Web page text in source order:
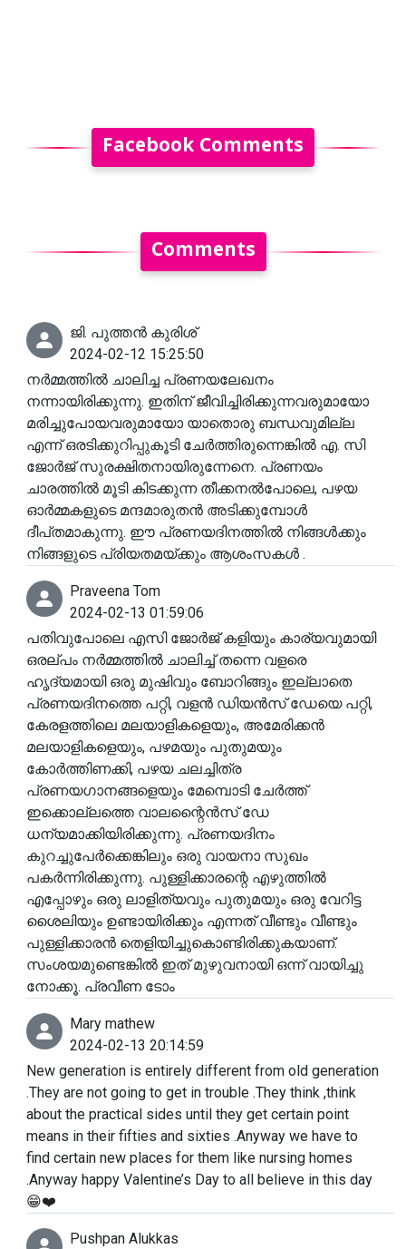
Facebook Comments
Comments
ജി. പുത്തൻ കുരിശ്
2024-02-12 15:25:50
നർമ്മത്തിൽ ചാലിച്ച പ്രണയലേഖനം
നന്നായിരിക്കുന്നു. ഇതിന് ജീവിച്ചിരിക്കുന്നവരുമായോ
മരിച്ചുപോയവരുമായോ യാതൊരു ബന്ധവുമില്ല
എന്ന് ഒരടിക്കുറിപ്പുകൂടി ചേർത്തിരുന്നെങ്കിൽ എ. സി
ജോർജ് സുരക്ഷിതനായിരുന്നേനെ. പ്രണയം
ചാരത്തിൽ മൂടി കിടക്കുന്ന തീക്കനൽപോലെ, പഴയ
ഓർമ്മകളുടെ മന്ദമാരുതൻ അടിക്കുമ്പോൾ
ദീപ്‌തമാകുന്നു. ഈ പ്രണയദിനത്തിൽ നിങ്ങൾക്കും
നിങ്ങളുടെ പ്രിയതമയ്ക്കും ആശംസകൾ .
Praveena Tom
2024-02-13 01:59:06
പതിവുപോലെ എസി ജോർജ് കളിയും കാര്യവുമായി
ഒരല്പം നർമ്മത്തിൽ ചാലിച്ച് തന്നെ വളരെ
ഹൃദ്യമായി ഒരു മുഷിവും ബോറിങ്ങും ഇല്ലാതെ
പ്രണയദിനത്തെ പറ്റി, വളൻ ഡിയന്‍സ് ഡേയെ പറ്റി,
കേരളത്തിലെ മലയാളികളെയും, അമേരിക്കൻ
മലയാളികളെയും, പഴമയും പുതുമയും
കോർത്തിണക്കി, പഴയ ചലച്ചിത്ര
പ്രണയഗാനങ്ങളെയും മേമ്പൊടി ചേർത്ത്
ഇക്കൊല്ലത്തെ വാലന്റൈൻസ് ഡേ
ധന്യമാക്കിയിരിക്കുന്നു. പ്രണയദിനം
കുറച്ചുപേർക്കെങ്കിലും ഒരു വായനാ സുഖം
പകർന്നിരിക്കുന്നു. പുള്ളിക്കാരന്റെ എഴുത്തിൽ
എപ്പോഴും ഒരു ലാളിത്യവും പുതുമയും ഒരു വേറിട്ട
ശൈലിയും ഉണ്ടായിരിക്കും എന്നത് വീണ്ടും വീണ്ടും
പുള്ളിക്കാരൻ തെളിയിച്ചുകൊണ്ടിരിക്കുകയാണ്.
സംശയമുണ്ടെങ്കിൽ ഇത് മുഴുവനായി ഒന്ന് വായിച്ചു
നോക്കൂ. പ്രവീണ ടോം
Mary mathew
2024-02-13 20:14:59
New generation is entirely different from old generation
.They are not going to get in trouble .They think ,think
about the practical sides until they get certain point
means in their fifties and sixties .Anyway we have to
find certain new places for them like nursing homes
.Anyway happy Valentine’s Day to all believe in this day
😁❤️
Pushpan Alukkas